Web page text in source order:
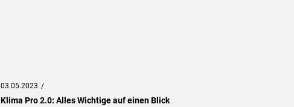
03.05.2023
Klima Pro 2.0: Alles Wichtige auf einen Blick